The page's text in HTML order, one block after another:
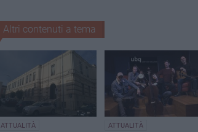
Altri contenuti a tema
ATTUALITÀ ATTUALITÀ